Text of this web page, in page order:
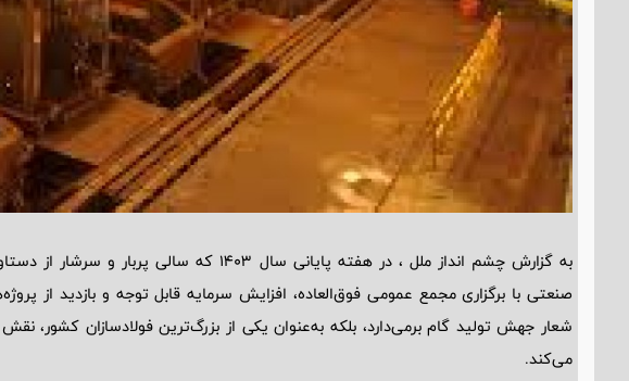
به گزارش چشم انداز ملل ، در هفته پایانی سال 1403 که سالی پربار و سرشار از دستاوردهای بزرگ برای
صنعتی با برگزاری مجمع عمومی فوق‌العاده، افزایش سرمایه قابل توجه و بازدید از
شعار جهش تولید گام برمی‌دارد، بلکه به‌عنوان یکی از بزرگ‌ترین فولادسازان کشور،
می‌کند.